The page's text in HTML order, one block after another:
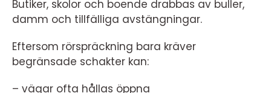
Butiker, skolor och boende drabbas av buller,
damm och tillfälliga avstängningar.
Eftersom rörspräckning bara kräver
begränsade schakter kan:
– vägar ofta hållas öppna